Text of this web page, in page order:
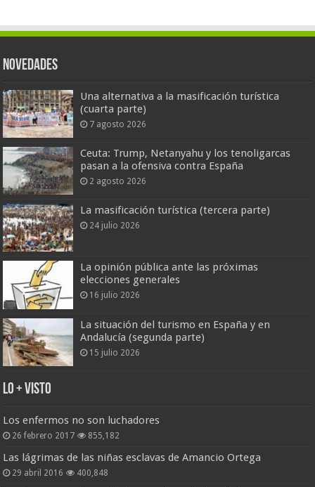
Novedades
Una alternativa a la masificación turística
(cuarta parte)
7 agosto 2026
Ceuta: Trump, Netanyahu y los tenoligarcas
pasan a la ofensiva contra España
2 agosto 2026
La masificación turística (tercera parte)
24 julio 2026
La opinión pública ante las próximas
elecciones generales
16 julio 2026
La situación del turismo en España y en
Andalucía (segunda parte)
15 julio 2026
Lo + Visto
Los enfermos no son luchadores
26 febrero 2017 855,182
Las lágrimas de las niñas esclavas de Amancio Ortega
29 abril 2016 400,848